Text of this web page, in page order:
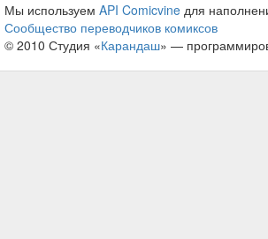
Мы используем API Comicvine для
Сообщество переводчиков комиксов
© 2010 Студия «Карандаш» —